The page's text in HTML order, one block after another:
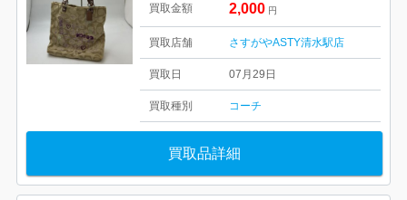
買取金額 2,000 円
買取店舗 さすがやASTY清水駅店
買取日 07月29日
買取種別 コーチ
買取品詳細